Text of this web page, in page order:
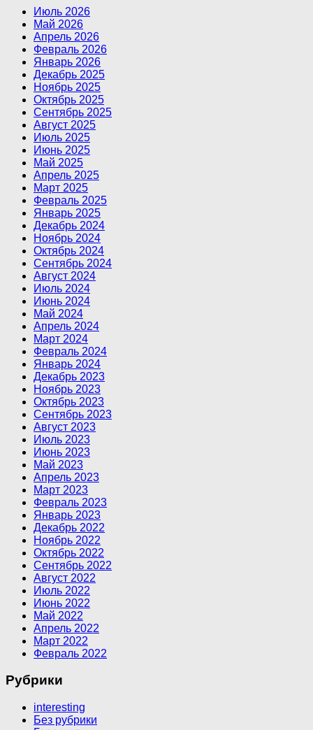
Июль 2026
Май 2026
Апрель 2026
Февраль 2026
Январь 2026
Декабрь 2025
Ноябрь 2025
Октябрь 2025
Сентябрь 2025
Август 2025
Июль 2025
Июнь 2025
Май 2025
Апрель 2025
Март 2025
Февраль 2025
Январь 2025
Декабрь 2024
Ноябрь 2024
Октябрь 2024
Сентябрь 2024
Август 2024
Июль 2024
Июнь 2024
Май 2024
Апрель 2024
Март 2024
Февраль 2024
Январь 2024
Декабрь 2023
Ноябрь 2023
Октябрь 2023
Сентябрь 2023
Август 2023
Июль 2023
Июнь 2023
Май 2023
Апрель 2023
Март 2023
Февраль 2023
Январь 2023
Декабрь 2022
Ноябрь 2022
Октябрь 2022
Сентябрь 2022
Август 2022
Июль 2022
Июнь 2022
Май 2022
Апрель 2022
Март 2022
Февраль 2022
Рубрики
interesting
Без рубрики